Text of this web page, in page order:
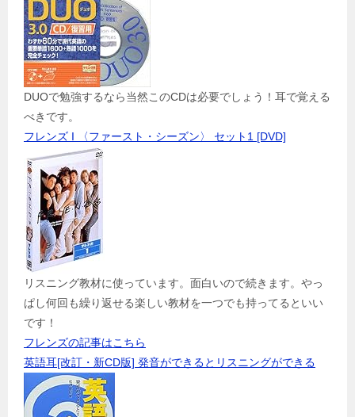
DUOで勉強するなら当然このCDは必要でしょう！耳で覚える
べきです。
フレンズ I 〈ファースト・シーズン〉 セット1 [DVD]
リスニング教材に使っています。面白いので続きます。やっ
ぱし何回も繰り返せる楽しい教材を一つでも持ってるといい
です！
フレンズの記事はこちら
英語耳[改訂・新CD版] 発音ができるとリスニングができる